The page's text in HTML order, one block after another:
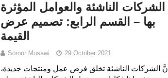
الشركات الناشئة والعوامل المؤثرة
بها – القسم الرابع: تصميم عرض
القيمة
Soroor Musawi 29 October 2021
إنَّ الشركات الناشئة تخلق فرص عمل ومنتجات جديدة،